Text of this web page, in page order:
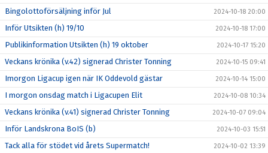
Bingolottoförsäljning inför Jul 2024-10-18 20:00
Inför Utsikten (h) 19/10 2024-10-18 17:00
Publikinformation Utsikten (h) 19 oktober 2024-10-17 15:20
Veckans krönika (v.42) signerad Christer Tonning 2024-10-15 09:41
Imorgon Ligacup igen när IK Oddevold gästar 2024-10-14 15:00
I morgon onsdag match i Ligacupen Elit 2024-10-08 10:34
Veckans krönika (v.41) signerad Christer Tonning 2024-10-07 09:04
Inför Landskrona BoIS (b) 2024-10-03 15:51
Tack alla för stödet vid årets Supermatch! 2024-10-02 13:39